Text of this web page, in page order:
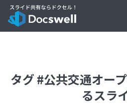
タグ #公共交通オー
るスラ